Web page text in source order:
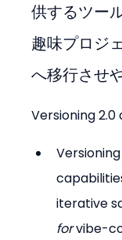
供するツー
趣味プロジ
へ移行させ
Versioning 2.0
iterative
for vibe-